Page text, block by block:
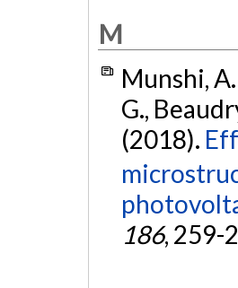
M
Munshi,
G.,
(2018).
186, 259-